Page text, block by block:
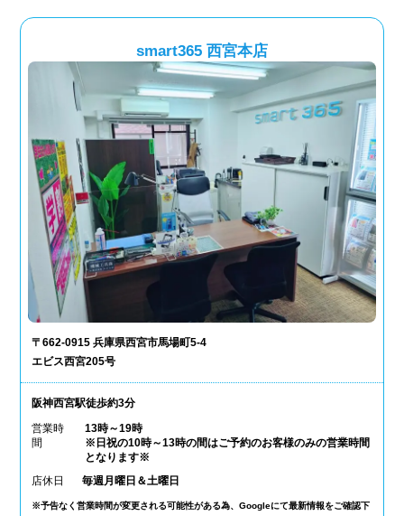
smart365 西宮本店
〒662-0915 兵庫県西宮市馬場町5-4
エビス西宮205号
阪神西宮駅徒歩約3分
営業時
間
13時～19時
※日祝の10時～13時の間はご予約のお客様のみの営業時間
となります※
店休日
毎週月曜日＆土曜日
※予告なく営業時間が変更される可能性がある為、Googleにて最新情報をご確認下